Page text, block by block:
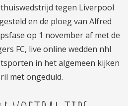
tegen Liverpool
en de ploeg van Alfred
op 1 november af met de
FC, live online wedden nhl
in het algemeen kijken
met ongeduld.